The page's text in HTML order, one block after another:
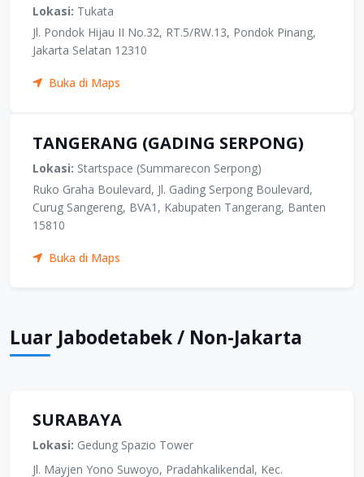
Lokasi: Tukata
Jl. Pondok Hijau II No.32, RT.5/RW.13, Pondok Pinang,
Jakarta Selatan 12310
Buka di Maps
TANGERANG (GADING SERPONG)
Lokasi: Startspace (Summarecon Serpong)
Ruko Graha Boulevard, Jl. Gading Serpong Boulevard,
Curug Sangereng, BVA1, Kabupaten Tangerang, Banten
15810
Buka di Maps
Luar Jabodetabek / Non-Jakarta
SURABAYA
Lokasi: Gedung Spazio Tower
Jl. Mayjen Yono Suwoyo, Pradahkalikendal, Kec.